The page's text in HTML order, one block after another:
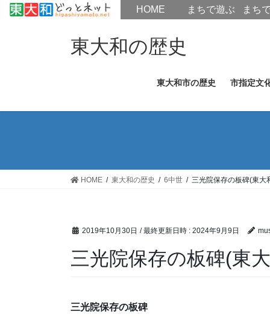
ス
ン
東大和の歴史
東大和市の歴史 市指定文
HOME 東大和の歴史 6中世 三光院保存の板碑(東大
2019年10月30日 / 最終更新日時 : 2024年9月9日
三光院保存の板碑(東
三光院保存の板碑
HOMEHOME まちで遊ぶ まち